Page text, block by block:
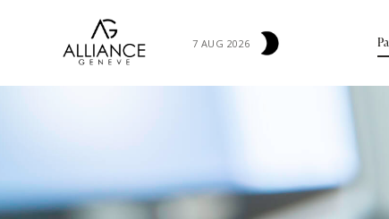
7 AUG 2026